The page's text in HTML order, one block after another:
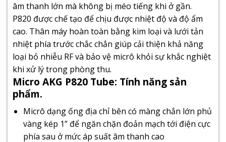
âm thanh lớn mà không bị méo tiếng khi ở gần.
P820 ​​được chế tạo để chịu được nhiệt độ và độ ẩm
cao. Thân máy hoàn toàn bằng kim loại và lưới tản
nhiệt phía trước chắc chắn giúp cải thiện khả năng
loại bỏ nhiễu RF và bảo vệ micrô khỏi sự khắc nghiệt
khi xử lý trong phòng thu.
Micro AKG P820 Tube: Tính năng sản
phẩm.
Micrô dạng ống địa chỉ bên có màng chắn lớn phủ
vàng kép 1” để ngăn chặn đoản mạch tới điện cực
phía sau ở mức áp suất âm thanh cao